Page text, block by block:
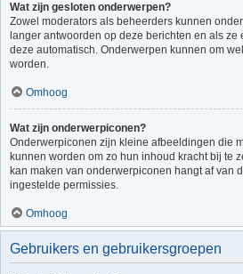
Wat zijn gesloten onderwerpen?
Zowel moderators als beheerders kunnen
langer antwoorden op deze berichten en als
deze automatisch. Onderwerpen kunnen om
worden.
Omhoog
Wat zijn onderwerpiconen?
Onderwerpiconen zijn kleine afbeeldingen die
kunnen worden om zo hun inhoud kracht bij te
kan maken van onderwerpiconen hangt af van
ingestelde permissies.
Omhoog
Gebruikers en gebruikersgroepen